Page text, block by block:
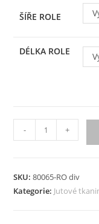
ŠÍŘE ROLE
DÉLKA ROLE
tkanina
role
- +
SKU:80065-RO div
Kategorie: Jutové